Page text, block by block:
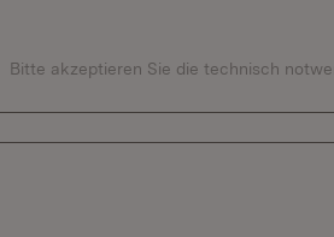
Bitte akzeptieren Sie die technisch